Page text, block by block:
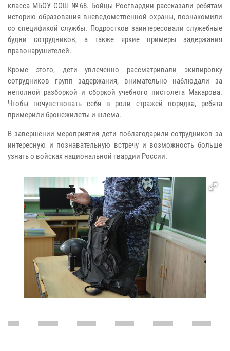
класса МБОУ СОШ №68. Бойцы Росгвардии рассказали ребятам
историю образования вневедомственной охраны, познакомили
со спецификой службы. Подростков заинтересовали служебные
будни сотрудников, а также яркие примеры задержания
правонарушителей.
Кроме этого, дети увлеченно рассматривали экипировку
сотрудников групп задержания, внимательно наблюдали за
неполной разборкой и сборкой учебного пистолета Макарова.
Чтобы почувствовать себя в роли стражей порядка, ребята
примерили бронежилеты и шлема.
В завершении мероприятия дети поблагодарили сотрудников за
интересную и познавательную встречу и возможность больше
узнать о войсках национальной гвардии России.